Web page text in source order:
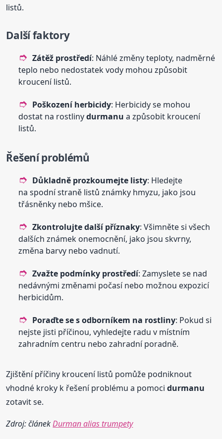
listů.
Další faktory
Zátěž prostředí: Náhlé změny teploty, nadměrné
teplo nebo nedostatek vody mohou způsobit
kroucení listů.
Poškození herbicidy: Herbicidy se mohou
dostat na rostlinydurmanu a způsobit kroucení
listů.
Řešení problémů
Důkladně prozkoumejte listy: Hledejte
na spodní straně listů známky hmyzu, jako jsou
třásněnky nebo mšice.
Zkontrolujte další příznaky: Všimněte si všech
dalších známek onemocnění, jako jsou skvrny,
změna barvy nebo vadnutí.
Zvažte podmínky prostředí: Zamyslete se nad
nedávnými změnami počasí nebo možnou expozicí
herbicidům.
Poraďte se s odborníkem na rostliny: Pokud si
nejste jisti příčinou, vyhledejte radu v místním
zahradním centru nebo zahradní poradně.
Zjištění příčiny kroucení listů pomůže podniknout
vhodné kroky k řešení problému a pomocidurmanu
zotavit se.
Zdroj: článekDurman alias trumpety